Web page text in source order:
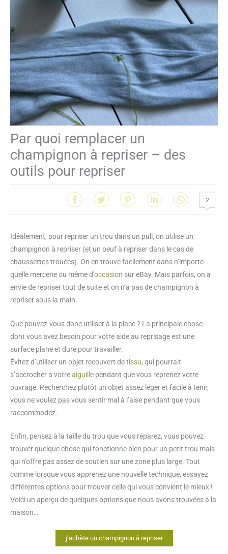
Par quoi remplacer un
champignon à repriser – des
outils pour repriser
2
Idéalement, pour repriser un trou dans un pull, on utilise un
champignon à repriser (et un oeuf à repriser dans le cas de
chaussettes trouées). On en trouve facilement dans n’importe
quelle mercerie ou même d’occasion sur eBay. Mais parfois, on a
envie de repriser tout de suite et on n’a pas de champignon à
repriser sous la main.
Que pouvez-vous donc utiliser à la place ? La principale chose
dont vous avez besoin pour votre aide au reprisage est une
surface plane et dure pour travailler.
Évitez d’utiliser un objet recouvert detissu, qui pourrait
s’accrocher à votreaiguille pendant que vous reprenez votre
ouvrage. Recherchez plutôt un objet assez léger et facile à tenir,
vous ne voulez pas vous sentir mal à l’aise pendant que vous
raccommodez.
Enfin, pensez à la taille du trou que vous réparez, vous pouvez
trouver quelque chose qui fonctionne bien pour un petit trou mais
qui n’offre pas assez de soutien sur une zone plus large. Tout
comme lorsque vous apprenez une nouvelle technique, essayez
différentes options pour trouver celle qui vous convient le mieux !
Voici un aperçu de quelques options que nous avons trouvées à la
maison…
j’achète un champignon à repriser